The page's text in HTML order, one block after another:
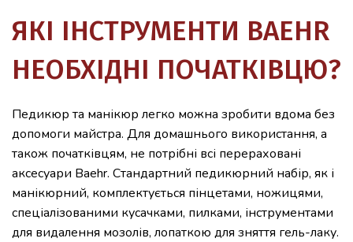
ЯКІ ІНСТРУМЕНТИ BAEHR
НЕОБХІДНІ ПОЧАТКІВЦЮ?
Педикюр та манікюр легко можна зробити вдома без
допомоги майстра. Для домашнього використання, а
також початківцям, не потрібні всі перераховані
аксесуари Baehr. Стандартний педикюрний набір, як і
манікюрний, комплектується пінцетами, ножицями,
спеціалізованими кусачками, пилками, інструментами
для видалення мозолів, лопаткою для зняття гель-лаку.